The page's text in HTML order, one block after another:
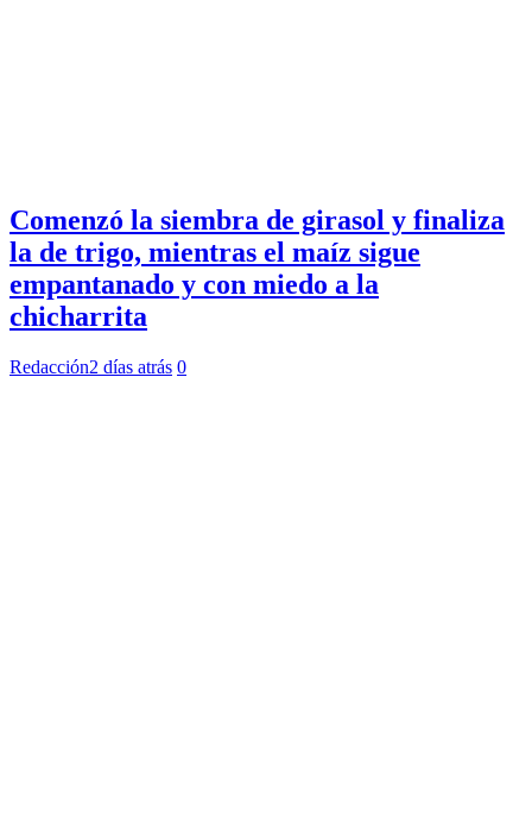
Comenzó la siembra de girasol y finaliza
la de trigo, mientras el maíz sigue
empantanado y con miedo a la
chicharrita
Redacción2 días atrás 0